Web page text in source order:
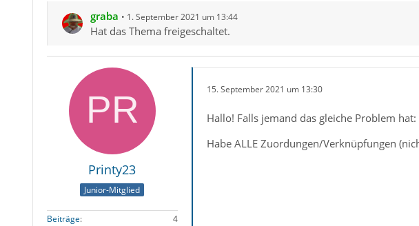
graba 1. September 2021 um 13:44
Hat das Thema freigeschaltet.
Printy23
Junior-Mitglied
Beiträge
4
15. September 2021 um 13:30
Hallo! Falls jemand das gleiche Problem
Habe ALLE Zuordungen/Verknüpfungen